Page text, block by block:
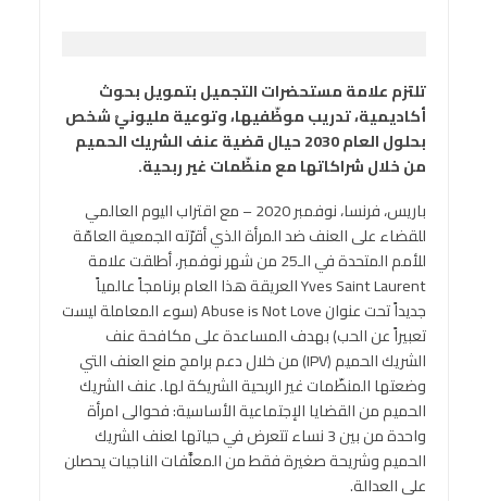
تلتزم علامة مستحضرات التجميل بتمويل بحوث
أكاديمية، تدريب موظّفيها، وتوعية مليونيْ شخص
بحلول العام 2030 حيال قضية عنف الشريك الحميم
من خلال شراكاتها مع منظّمات غير ربحية.
باريس، فرنسا، نوفمبر 2020 – مع اقتراب اليوم العالمي
للقضاء على العنف ضد المرأة الذي أقرّته الجمعية العامّة
للأمم المتحدة في الـ25 من شهر نوفمبر، أطلقت علامة
Yves Saint Laurent العريقة هذا العام برنامجاً عالمياً
جديداً تحت عنوان Abuse is Not Love (سوء المعاملة ليست
تعبيراً عن الحب) بهدف المساعدة على مكافحة عنف
الشريك الحميم (IPV) من خلال دعم برامج منع العنف التي
وضعتها المنظّمات غير الربحية الشريكة لها. عنف الشريك
الحميم من القضايا الإجتماعية الأساسية: فحوالى امرأة
واحدة من بين 3 نساء تتعرض في حياتها لعنف الشريك
الحميم وشريحة صغيرة فقط من المعنَّفات الناجيات يحصلن
على العدالة.